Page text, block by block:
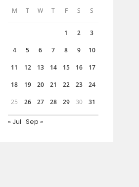
M T W T F S S
1 2 3
4 5 6 7 8 9 10
11 12 13 14 15 16 17
18 19 20 21 22 23 24
25 26 27 28 29 30 31
« Jul Sep »